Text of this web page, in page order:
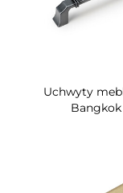
Uchwyty
Bangkok